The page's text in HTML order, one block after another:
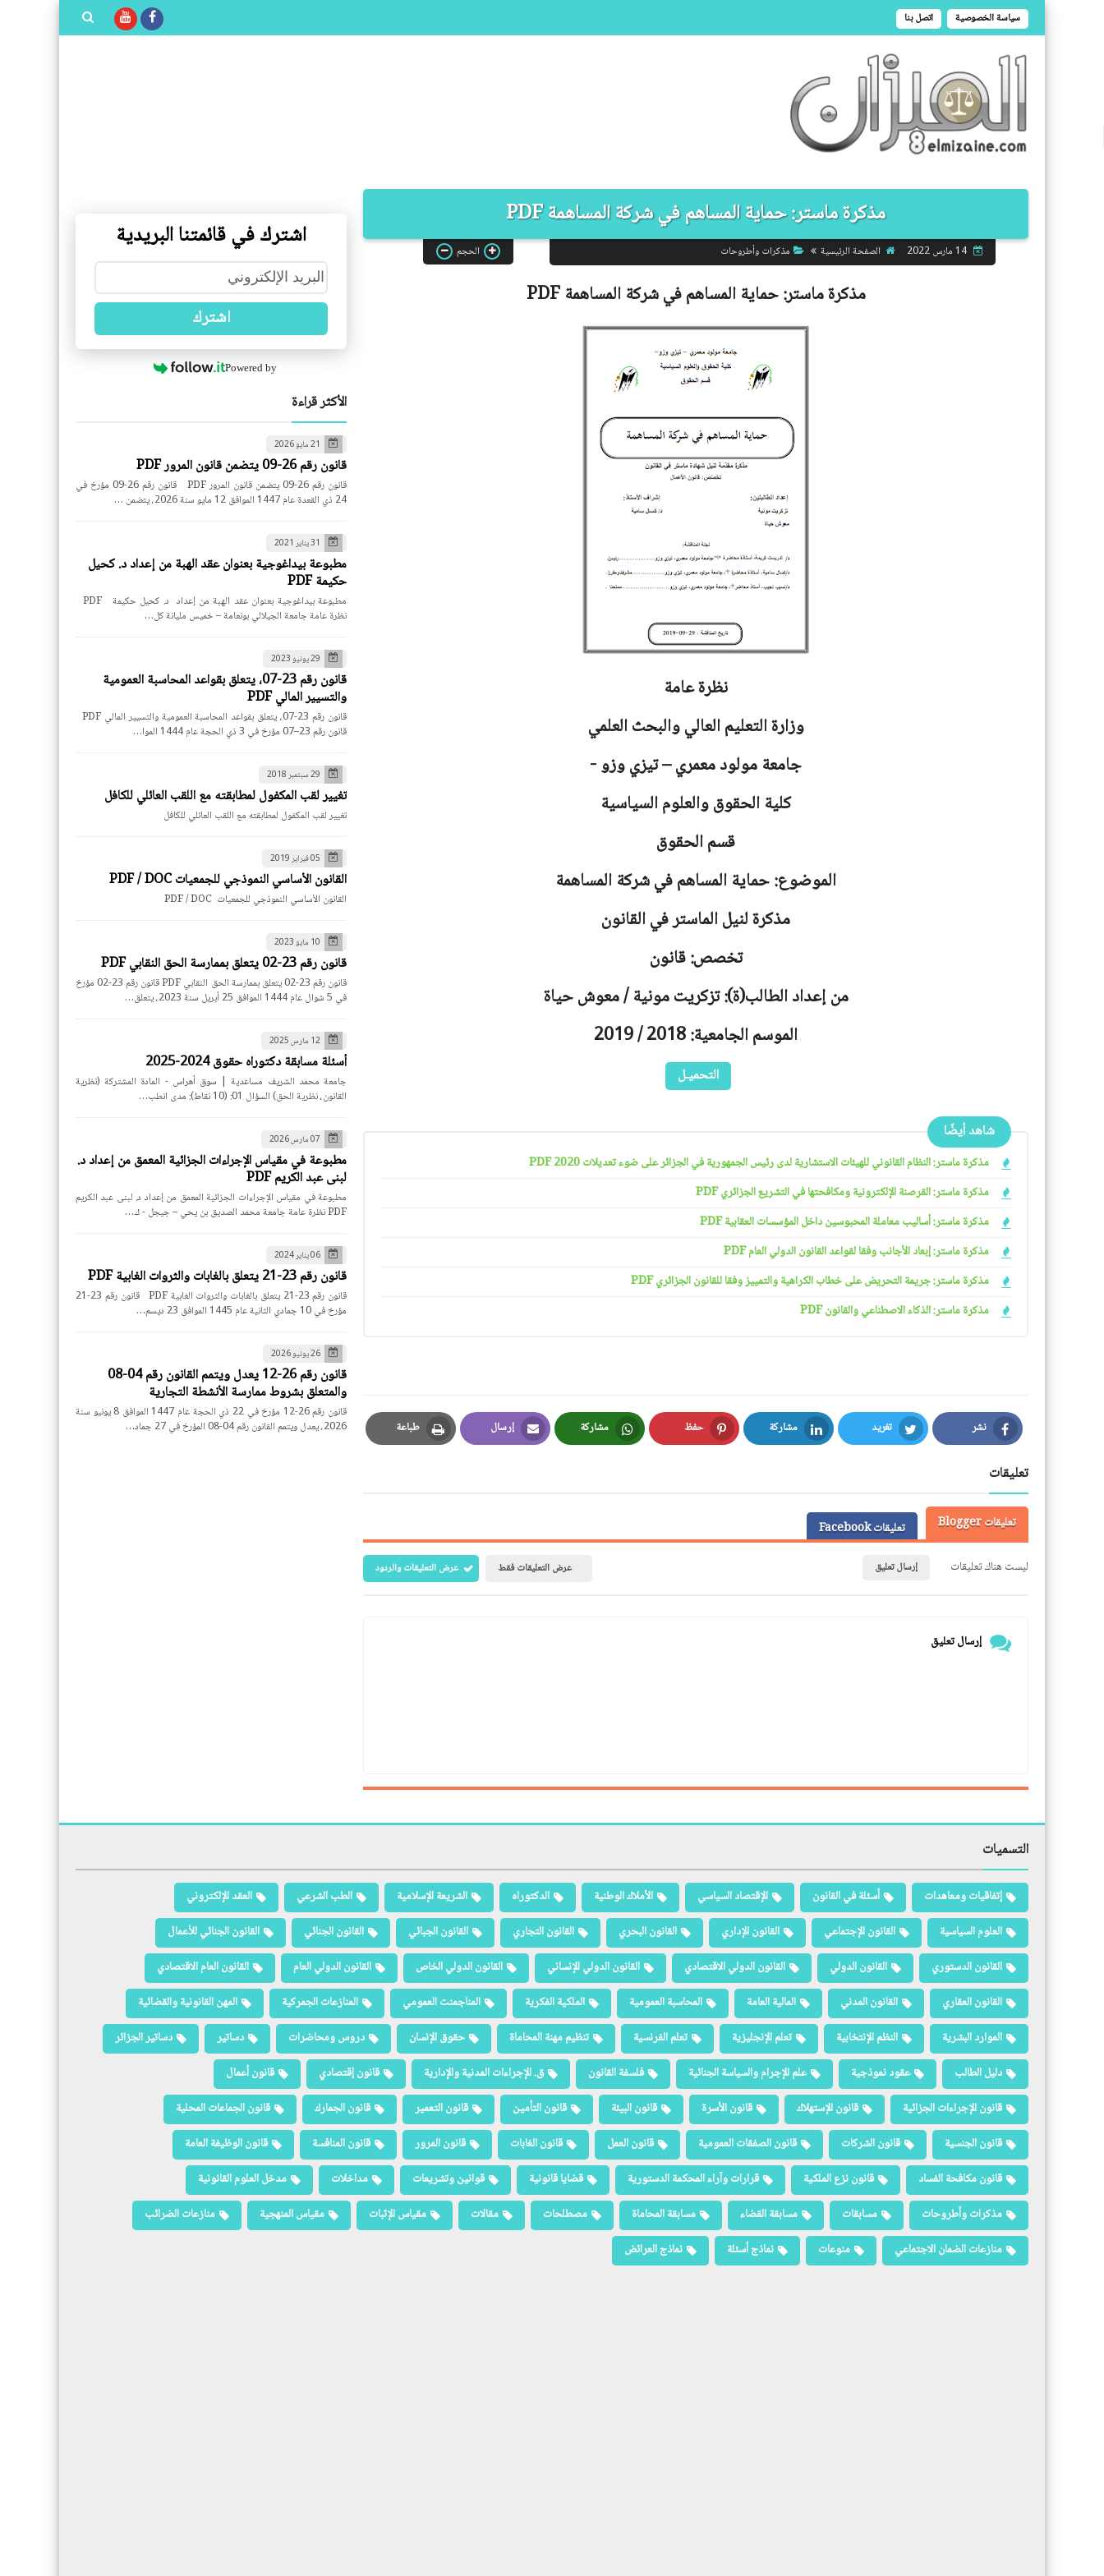
سياسة الخصوصية اتصل بنا
مذكرة ماستر: حماية المساهم في شركة المساهمة PDF
14 مارس 2022 الصفحة الرئيسية مذكرات وأطروحات الحجم
مذكرة ماستر:حماية المساهم في شركة المساهمة PDF
نظرة عامة
وزارة التعليم العالي والبحث العلمي
جامعةمولود معمري – تيزي وزو -
كلية الحقوق والعلوم السياسية
قسم الحقوق
الموضوع: حماية المساهم في شركة المساهمة
مذكرة لنيل الماستر في القانون
تخصص: قانون
من إعداد الطالب(ة): تزكريت مونية / معوش حياة
الموسم الجامعية: 2018 / 2019
التحميـل
شاهد أيضًا
مذكرة ماستر: النظام القانوني للهيئات الاستشارية لدى رئيس الجمهورية في الجزائر على ضوء تعديلات 2020 PDF
مذكرة ماستر: القرصنة الإلكترونية ومكافحتها في التشريع الجزائري PDF
مذكرة ماستر: أساليب معاملة المحبوسين داخل المؤسسات العقابية PDF
مذكرة ماستر: إبعاد الأجانب وفقا لقواعد القانون الدولي العام PDF
مذكرة ماستر: جريمة التحريض على خطاب الكراهية والتمييز وفقا للقانون الجزائري PDF
مذكرة ماستر: الذكاء الاصطناعي والقانون PDF
نشر
Facebook
تغريد
Twitter
مشاركة
LinkedIn
حفظ
Pinterest
مشاركة
Whatsapp
إرسال
Email
طباعة
Print
تعليقات
تعليقات Blogger
تعليقات Facebook
ليست هناك تعليقات
إرسال تعليق عرض التعليقات فقط عرض التعليقات والردود
إرسال تعليق
اشترك في قائمتنا البريدية
اشترك
Powered by
الأكثر قراءة
21 مايو 2026
قانون رقم 26-09 يتضمن قانون المرور PDF
قانون رقم 26-09 يتضمن قانون المرور PDF قانون رقم 26-09 مؤرخ في
24 ذي القعدة عام 1447 الموافق 12 مايو سنة 2026، يتضمن …
31 يناير 2021
مطبوعة بيداغوجية بعنوان عقد الهبة من إعداد د. كحيل
حكيمة PDF
نظرة عامة جامعة الجيلالي بونعامة – خميس مليانة كل…
29 يونيو 2023
قانون رقم 23-07، يتعلق بقواعد المحاسبة العمومية
والتسيير المالي PDF
قانون رقم 23–07 مؤرخ في 3 ذي الحجة عام 1444 الموا…
29 سبتمبر 2018
تغيير لقب المكفول لمطابقته مع اللقب العائلي للكافل
تغيير لقب المكفول لمطابقته مع اللقب العائلي للكافل
05 فبراير 2019
القانون الأساسي النموذجي للجمعيات PDF / DOC
القانون الأساسي النموذجي للجمعيات PDF / DOC
10 مايو 2023
قانون رقم 23-02 يتعلق بممارسة الحق النقابي PDF
قانون رقم 23-02 يتعلق بممارسة الحق النقابي PDF قانون رقم 23-02 مؤرخ
في 5 شوال عام 1444 الموافق 25 أبريل سنة 2023، يتعلق…
12 مارس 2025
أسئلة مسابقة دكتوراه حقوق 2024-2025
جامعة محمد الشريف مساعدية | سوق أهراس - المادة المشتركة (نظرية
القانون، نظرية الحق) السؤال 01: (10 نقاط): مدى انطب…
07 مارس 2026
مطبوعة في مقياس الإجراءات الجزائية المعمق من إعداد د.
لبنى عبد الكريم PDF
مطبوعة في مقياس الإجراءات الجزائية المعمق من إعداد د. لبنى عبد الكريم
PDF نظرة عامة جامعة محمد الصديق بن يحي – جيجل - ك…
06 يناير 2024
قانون رقم 23-21 يتعلق بالغابات والثروات الغابية PDF
قانون رقم 23-21 يتعلق بالغابات والثروات الغابية PDF قانون رقم 23-21
مؤرخ في 10 جمادي الثانية عام 1445 الموافق 23 ديسم…
26 يونيو 2026
قانون رقم 26-12 يعدل ويتمم القانون رقم 04-08
والمتعلق بشروط ممارسة الأنشطة التجارية
قانون رقم 26-12 مؤرخ في 22 ذي الحجة عام 1447 الموافق 8 يونيو سنة
2026، يعدل ويتمم القانون رقم 04-08 المؤرخ في 27 جماد…
التسميات
إتفاقيات ومعاهدات أسئلة في القانون الإقتصاد السياسي الأملاك الوطنية الدكتوراه الشريعة الإسلامية الطب الشرعي
العقد الإلكتروني
العلوم السياسية
القانون الإجتماعي القانون الإداري القانون البحري القانون التجاري القانون الجبائي القانون الجنائي
القانون الجنائي للأعمال
القانون الدستوري
القانون الدولي القانون الدولي الاقتصادي القانون الدولي الإنساني القانون الدولي الخاص القانون الدولي العام
القانون العام الاقتصادي
القانون العقاري
القانون المدني المالية العامة المحاسبة العمومية الملكية الفكرية المناجمنت العمومي المنازعات الجمركية
المهن القانونية والقضائية
الموارد البشرية
النظم الإنتخابية تعلم الإنجليزية تعلم الفرنسية تنظيم مهنة المحاماة حقوق الإنسان دروس ومحاضرات دساتير
دساتير الجزائر
دليل الطالب
عقود نموذجية علم الإجرام والسياسة الجنائية فلسفة القانون ق. الإجراءات المدنية والإدارية قانون إقتصادي
قانون أعمال
قانون الإجراءات الجزائية
قانون الإستهلاك قانون الأسرة قانون البيئة قانون التأمين قانون التعمير قانون الجمارك
قانون الجماعات المحلية
قانون الجنسية
قانون الشركات قانون الصفقات العمومية قانون العمل قانون الغابات قانون المرور قانون المنافسة
قانون الوظيفة العامة
قانون مكافحة الفساد
قانون نزع الملكية قرارات وآراء المحكمة الدستورية قضايا قانونية قوانين وتشريعات مداخلات
مدخل العلوم القانونية
مذكرات وأطروحات
مسابقات مسابقة القضاء مسابقة المحاماة مصطلحات مقالات مقياس الإثبات مقياس المنهجية
منازعات الضرائب
منازعات الضمان الاجتماعي
منوعات نماذج أسئلة نماذج العرائض